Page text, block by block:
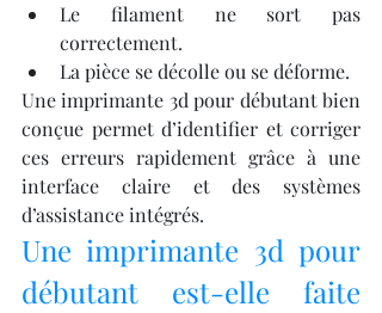
Le filament ne sort pas
correctement.
La pièce se décolle ou se déforme.
Une imprimante 3d pour débutant bien
conçue permet d’identifier et corriger
ces erreurs rapidement grâce à une
interface claire et des systèmes
d’assistance intégrés.
Une imprimante 3d pour
débutant est-elle faite